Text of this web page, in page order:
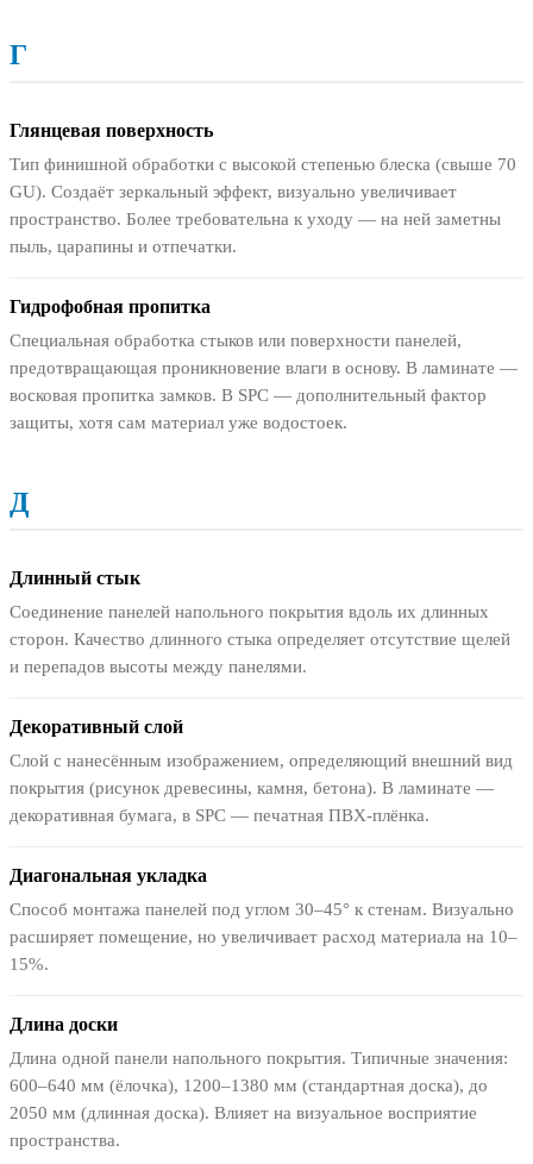
Г
Глянцевая поверхность
Тип финишной обработки с высокой степенью блеска (свыше 70
GU). Создаёт зеркальный эффект, визуально увеличивает
пространство. Более требовательна к уходу — на ней заметны
пыль, царапины и отпечатки.
Гидрофобная пропитка
Специальная обработка стыков или поверхности панелей,
предотвращающая проникновение влаги в основу. В ламинате —
восковая пропитка замков. В SPC — дополнительный фактор
защиты, хотя сам материал уже водостоек.
Д
Длинный стык
Соединение панелей напольного покрытия вдоль их длинных
сторон. Качество длинного стыка определяет отсутствие щелей
и перепадов высоты между панелями.
Декоративный слой
Слой с нанесённым изображением, определяющий внешний вид
покрытия (рисунок древесины, камня, бетона). В ламинате —
декоративная бумага, в SPC — печатная ПВХ-плёнка.
Диагональная укладка
Способ монтажа панелей под углом 30–45° к стенам. Визуально
расширяет помещение, но увеличивает расход материала на 10–
15%.
Длина доски
Длина одной панели напольного покрытия. Типичные значения:
600–640 мм (ёлочка), 1200–1380 мм (стандартная доска), до
2050 мм (длинная доска). Влияет на визуальное восприятие
пространства.